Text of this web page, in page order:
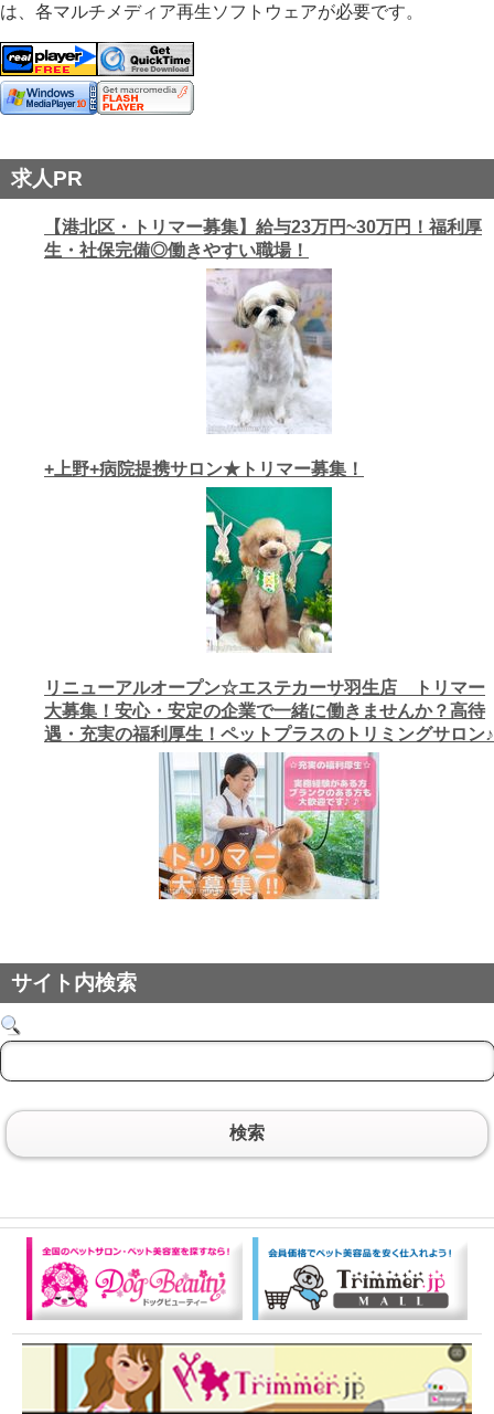
は、各マルチメディア再生ソフトウェアが必要です。
求人PR
【港北区・トリマー募集】給与23万円~30万円！福利厚
生・社保完備◎働きやすい職場！
+上野+病院提携サロン★トリマー募集！
リニューアルオープン☆エステカーサ羽生店 トリマー
大募集！安心・安定の企業で一緒に働きませんか？高待
遇・充実の福利厚生！ペットプラスのトリミングサロン♪
サイト内検索
検索